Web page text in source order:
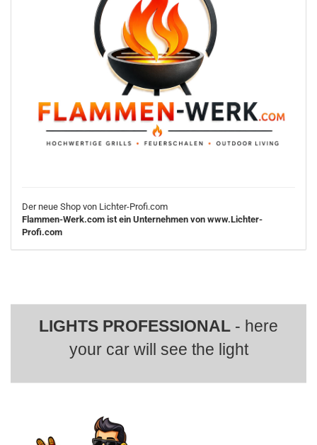
Der neue Shop von Lichter-Profi.com
Flammen-Werk.com ist ein Unternehmen von www.Lichter-
Profi.com
LIGHTS PROFESSIONAL - here
your car will see the light